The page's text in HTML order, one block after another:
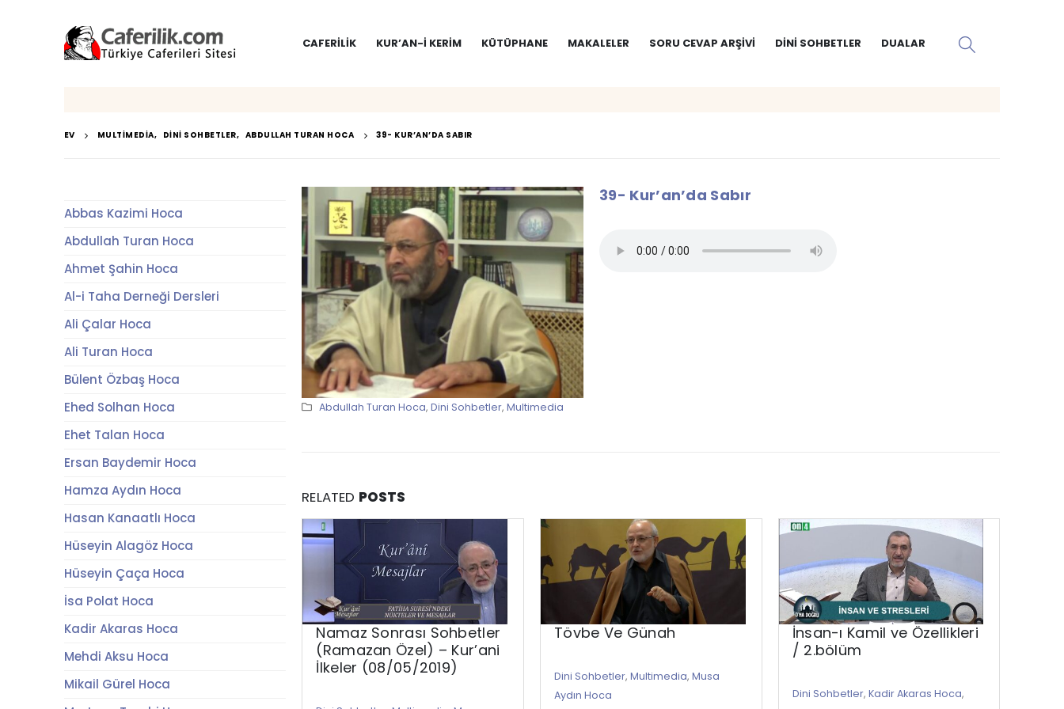
CAFERILIK KUR’AN-I KERIM KÜTÜPHANE MAKALELER SORU CEVAP ARŞIVI DINI SOHBETLER DUALAR
EV MULTIMEDIA, DINI SOHBETLER, ABDULLAH TURAN HOCA 39- KUR’AN’DA SABIR
39- Kur’an’da Sabır
Abdullah Turan Hoca, Dini Sohbetler, Multimedia
RELATED POSTS
Namaz Sonrası Sohbetler
(Ramazan Özel) – Kur’ani
İlkeler (08/05/2019)
Tövbe Ve Günah
Dini Sohbetler, Multimedia, Musa
Aydın Hoca
İnsan-ı Kamil ve Özellikleri
/ 2.bölüm
Dini Sohbetler, Kadir Akaras Hoca,
Abbas Kazimi Hoca
Abdullah Turan Hoca
Ahmet Şahin Hoca
Al-i Taha Derneği Dersleri
Ali Çalar Hoca
Ali Turan Hoca
Bülent Özbaş Hoca
Ehed Solhan Hoca
Ehet Talan Hoca
Ersan Baydemir Hoca
Hamza Aydın Hoca
Hasan Kanaatlı Hoca
Hüseyin Alagöz Hoca
Hüseyin Çaça Hoca
İsa Polat Hoca
Kadir Akaras Hoca
Mehdi Aksu Hoca
Mikail Gürel Hoca